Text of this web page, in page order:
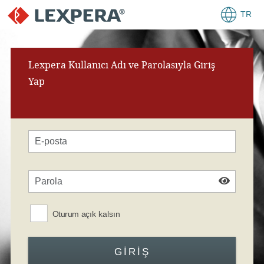
TR
Lexpera Kullanıcı Adı ve Parolasıyla Giriş
Yap
Oturum açık kalsın
GIRIŞ